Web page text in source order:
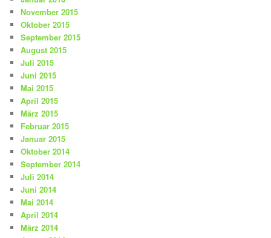
November 2015
Oktober 2015
September 2015
August 2015
Juli 2015
Juni 2015
Mai 2015
April 2015
März 2015
Februar 2015
Januar 2015
Oktober 2014
September 2014
Juli 2014
Juni 2014
Mai 2014
April 2014
März 2014